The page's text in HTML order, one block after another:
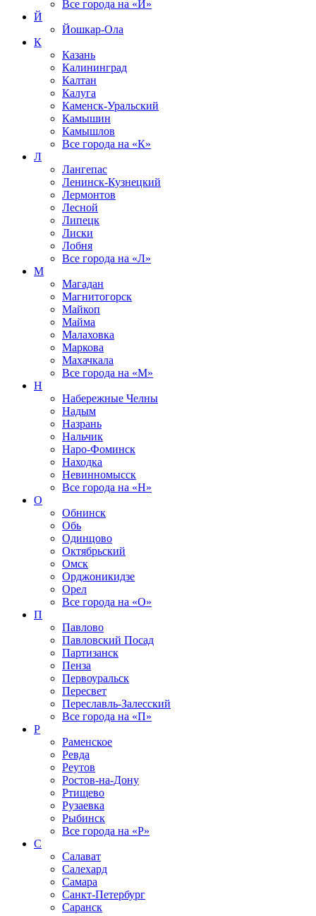
Все города на «И»
Й
Йошкар-Ола
К
Казань
Калининград
Калтан
Калуга
Каменск-Уральский
Камышин
Камышлов
Все города на «К»
Л
Лангепас
Ленинск-Кузнецкий
Лермонтов
Лесной
Липецк
Лиски
Лобня
Все города на «Л»
М
Магадан
Магнитогорск
Майкоп
Майма
Малаховка
Маркова
Махачкала
Все города на «М»
Н
Набережные Челны
Надым
Назрань
Нальчик
Наро-Фоминск
Находка
Невинномысск
Все города на «Н»
О
Обнинск
Обь
Одинцово
Октябрьский
Омск
Орджоникидзе
Орел
Все города на «О»
П
Павлово
Павловский Посад
Партизанск
Пенза
Первоуральск
Пересвет
Переславль-Залесский
Все города на «П»
Р
Раменское
Ревда
Реутов
Ростов-на-Дону
Ртищево
Рузаевка
Рыбинск
Все города на «Р»
С
Салават
Салехард
Самара
Санкт-Петербург
Саранск